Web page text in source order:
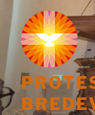
naar
de
inhoud